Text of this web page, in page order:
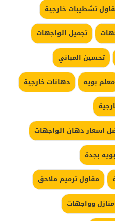
تشطيبات خارجية
تجميل الواجهات
تحسين المباني
معلم بويه
دهانات خارجية
اسعار دهان الواجهات
بجدة
مقاول ترميم ملاحق
وواجهات